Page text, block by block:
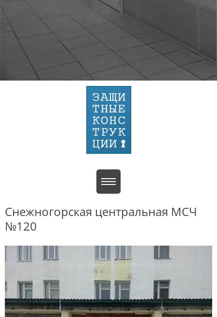
Снежногорская центральная МСЧ
№120